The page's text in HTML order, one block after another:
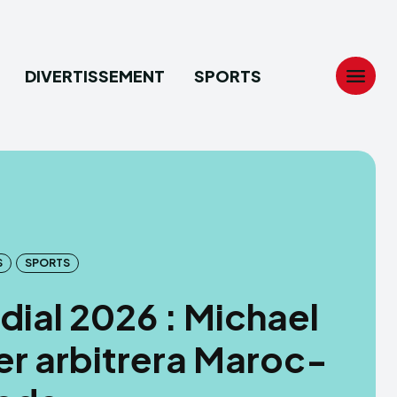
DIVERTISSEMENT SPORTS
SPORTS
2026 : Michael
arbitrera Maroc-